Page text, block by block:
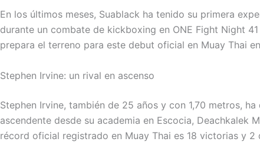
En los últimos meses, Suablack ha tenido su primera
durante un combate de kickboxing en ONE Fight Night
prepara el terreno para este debut oficial en Muay Thai
Stephen Irvine: un rival en ascenso
Stephen Irvine, también de 25 años y con 1,70 metros,
ascendente desde su academia en Escocia, Deachkalek
récord oficial registrado en Muay Thai es 18 victorias y 2